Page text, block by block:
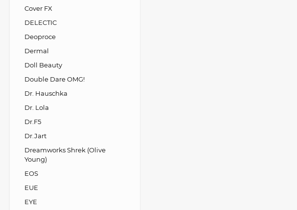
Cover FX
DELECTIC
Deoproce
Dermal
Doll Beauty
Double Dare OMG!
Dr. Hauschka
Dr. Lola
Dr.F5
Dr.Jart
Dreamworks Shrek (Olive
Young)
EOS
EUE
EYE